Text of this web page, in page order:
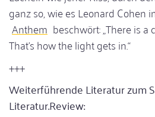
ganz so, wie es Leonard Cohen
Anthem beschwört: „There is
That’s how the light gets in.“
+++
Weiterführende Literatur zum
Literatur.Review: